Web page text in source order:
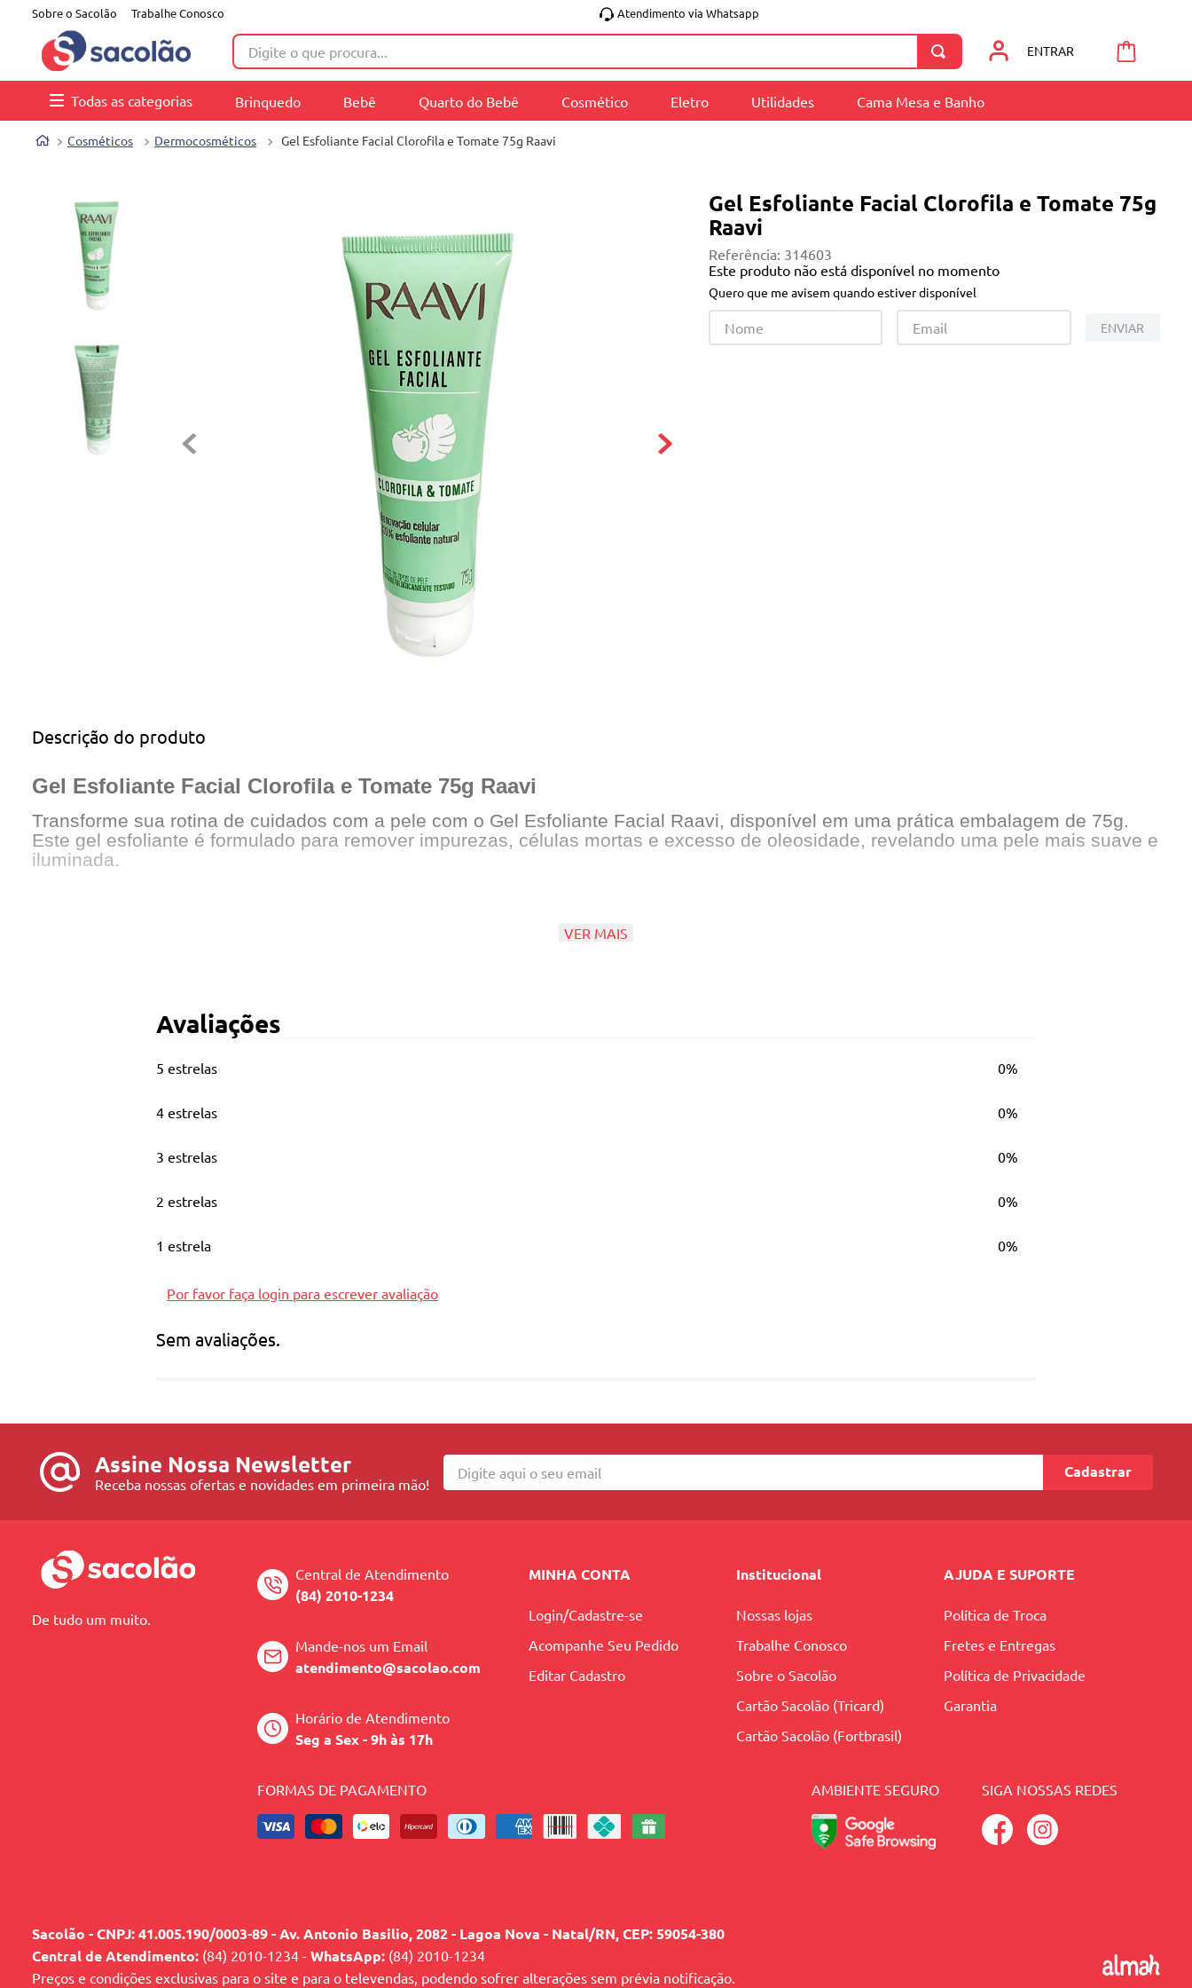
Sobre o Sacolão Trabalhe Conosco Atendimento via Whatsapp
Digite o que procura...
ENTRAR
Todas as categorias Brinquedo Bebê Quarto do Bebê Cosmético Eletro Utilidades Cama Mesa e Banho
Cosméticos Dermocosméticos Gel Esfoliante Facial Clorofila e Tomate 75g Raavi
Gel Esfoliante Facial Clorofila e Tomate 75g
Raavi
Referência: 314603
Este produto não está disponível no momento
Quero que me avisem quando estiver disponível
ENVIAR
Descrição do produto
Gel Esfoliante Facial Clorofila e Tomate 75g Raavi
Transforme sua rotina de cuidados com a pele com o Gel Esfoliante Facial Raavi, disponível em uma prática embalagem de 75g.
Este gel esfoliante é formulado para remover impurezas, células mortas e excesso de oleosidade, revelando uma pele mais suave e
iluminada.
Todos os tipos de pele
Livre de parabenos, petrolatos e corante
VER MAIS
Avaliações
5 estrelas 0%
4 estrelas 0%
3 estrelas 0%
2 estrelas 0%
1 estrela 0%
Por favor faça login para escrever avaliação
Sem avaliações.
Assine Nossa Newsletter
Receba nossas ofertas e novidades em primeira mão!
Cadastrar
De tudo um muito.
Central de Atendimento
(84) 2010-1234
Mande-nos um Email
atendimento@sacolao.com
Horário de Atendimento
Seg a Sex - 9h às 17h
MINHA CONTA
Login/Cadastre-se
Acompanhe Seu Pedido
Editar Cadastro
Institucional
Nossas lojas
Trabalhe Conosco
Sobre o Sacolão
Cartão Sacolão (Tricard)
Cartão Sacolão (Fortbrasil)
AJUDA E SUPORTE
Política de Troca
Fretes e Entregas
Política de Privacidade
Garantia
FORMAS DE PAGAMENTO AMBIENTE SEGURO SIGA NOSSAS REDES
Sacolão - CNPJ: 41.005.190/0003-89 - Av. Antonio Basilio, 2082 - Lagoa Nova - Natal/RN, CEP: 59054-380
Central de Atendimento: (84) 2010-1234 - WhatsApp: (84) 2010-1234
Preços e condições exclusivas para o site e para o televendas, podendo sofrer alterações sem prévia notificação.